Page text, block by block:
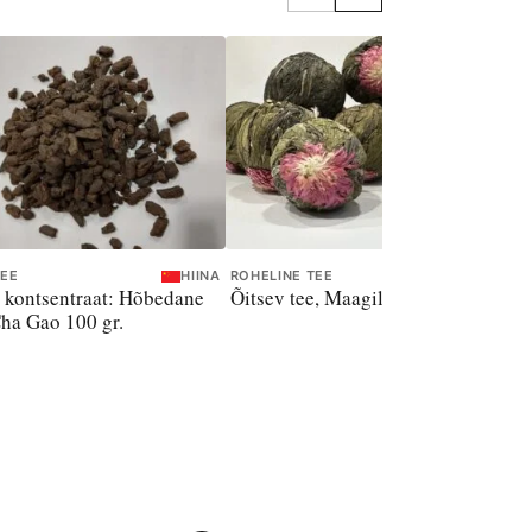
HIINA
Hõbedane
Gao 100 gr.
ROHELINE TEE
Õitsev tee, Maagiline pall, 8 g.